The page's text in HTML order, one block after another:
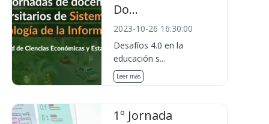
Do...
2023-10-26 16:30:00
Desafíos 4.0 en la
educación s...
Leer más
1º Jornada